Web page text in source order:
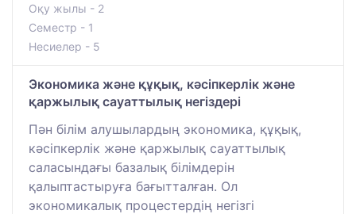
Оқу жылы - 2
Семестр - 1
Несиелер - 5
Экономика және құқық, кәсіпкерлік және
қаржылық сауаттылық негіздері
Пән білім алушылардың экономика, құқық,
кәсіпкерлік және қаржылық сауаттылық
саласындағы базалық білімдерін
қалыптастыруға бағытталған. Ол
экономикалық процестердің негізгі